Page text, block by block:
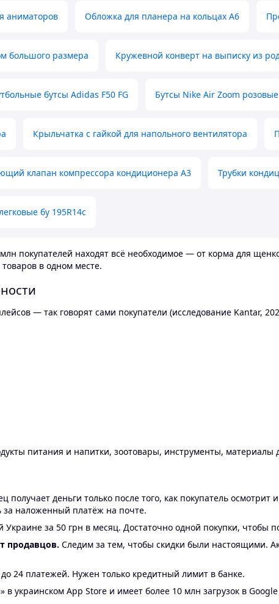
аниматоров Обложка для планера на кольцах А6
большого размера Кружевной конверт на выписку из
бутсы Adidas F50 FG Бутсы Nike Air Zoom розовые
Крыльчатка с гайкой для напольного вентилятора
клапан компрессора кондиционера А3 Трубки
бу 195R14c
покупателей находят всё необходимое — от корма для
в одном месте.
— так говорят сами покупатели (исследование Kantar,
питания и напитки, зоотовары, инструменты,
деньги только после того, как покупатель
за наложенный платёж на почте.
за 50 грн в месяц. Достаточно одной покупки, чтобы
продавцов. Следим за тем, чтобы скидки были настоящими.
до 24 платежей. Нужен только кредитный лимит в банке.
в украинском App Store и имеет более 10 млн загрузок в